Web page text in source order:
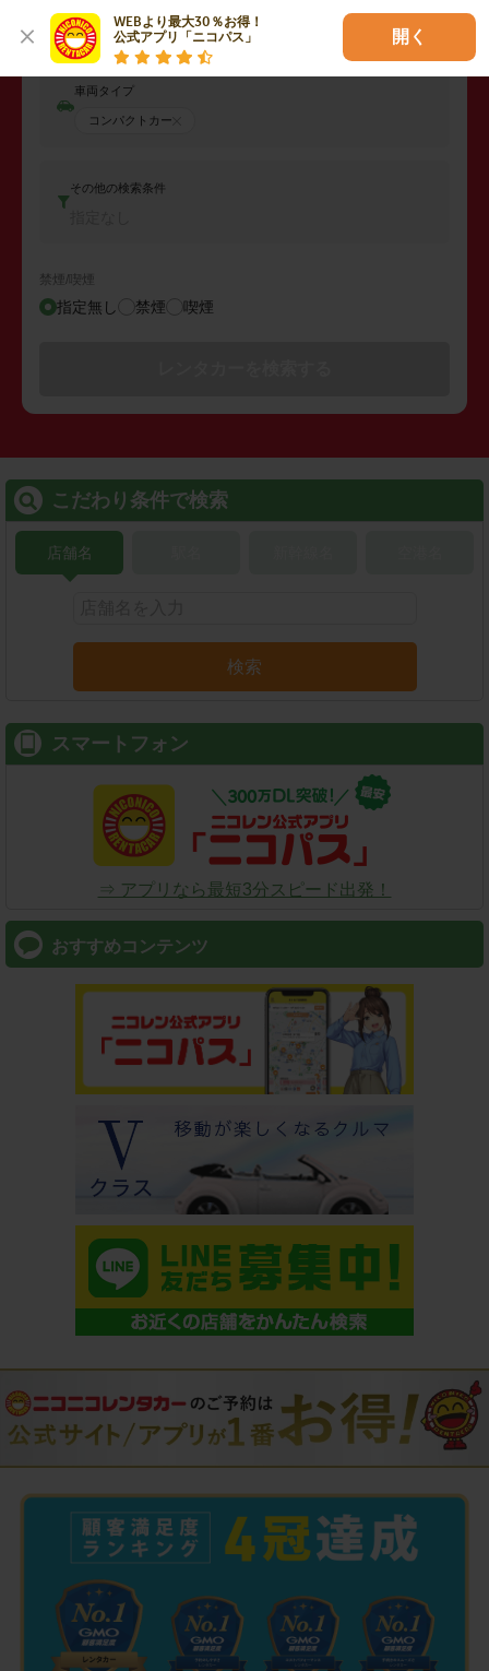
WEBより最大30％お得！
公式アプリ「ニコパス」
開く
2026年08月07日 (金) 11:00
車両タイプ
コンパクトカー
その他の検索条件
禁煙/喫煙
指定無し 禁煙 喫煙
こだわり条件で検索
店舗名
検索
スマートフォン
⇒ アプリなら最短3分スピード出発！
おすすめコンテンツ